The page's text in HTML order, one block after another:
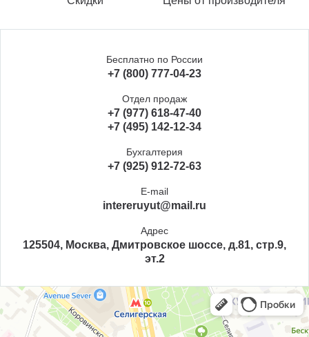
Бесплатно по России
+7 (800) 777-04-23
Отдел продаж
+7 (977) 618-47-40
+7 (495) 142-12-34
Бухгалтерия
+7 (925) 912-72-63
E-mail
intereruyut@mail.ru
Адрес
125504, Москва, Дмитровское шоссе, д.81, стр.9,
эт.2